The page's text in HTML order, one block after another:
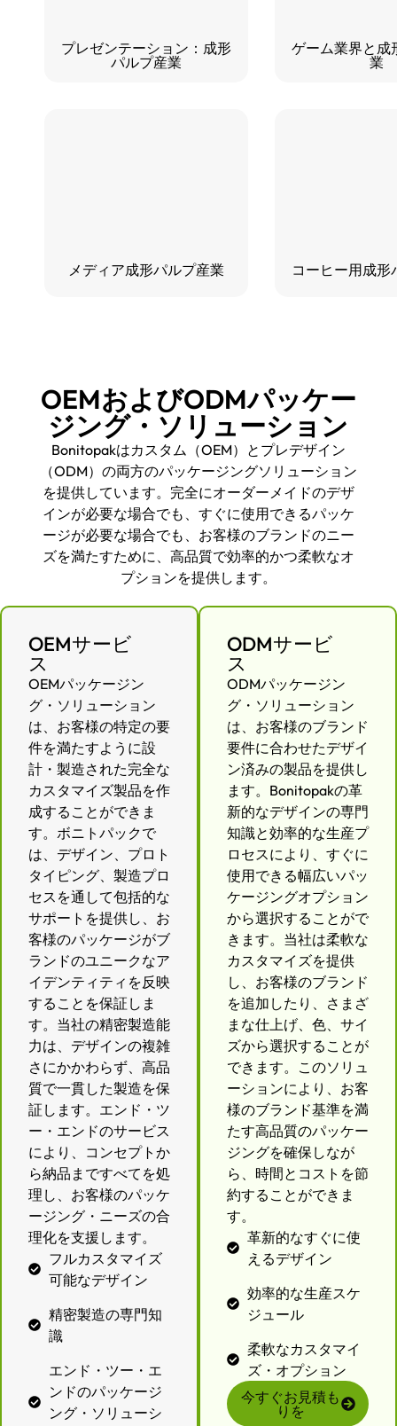
プレゼンテーション：成形
パルプ産業
ゲーム業界と成
業
メディア成形パルプ産業 コーヒー用成形
OEMおよびODMパッケー
ジング・ソリューション
Bonitopakはカスタム（OEM）とプレデザイン
（ODM）の両方のパッケージングソリューション
を提供しています。完全にオーダーメイドのデザ
インが必要な場合でも、すぐに使用できるパッケ
ージが必要な場合でも、お客様のブランドのニー
ズを満たすために、高品質で効率的かつ柔軟なオ
プションを提供します。
OEMサービ
ス
OEMパッケージン
グ・ソリューション
は、お客様の特定の要
件を満たすように設
計・製造された完全な
カスタマイズ製品を作
成することができま
す。ボニトパックで
は、デザイン、プロト
タイピング、製造プロ
セスを通して包括的な
サポートを提供し、お
客様のパッケージがブ
ランドのユニークなア
イデンティティを反映
することを保証しま
す。当社の精密製造能
力は、デザインの複雑
さにかかわらず、高品
質で一貫した製造を保
証します。エンド・ツ
ー・エンドのサービス
により、コンセプトか
ら納品まですべてを処
理し、お客様のパッケ
ージング・ニーズの合
理化を支援します。
フルカスタマイズ
可能なデザイン
精密製造の専門知
識
エンド・ツー・エ
ンドのパッケージ
ング・ソリューシ
ODMサービ
ス
ODMパッケージン
グ・ソリューション
は、お客様のブランド
要件に合わせたデザイ
ン済みの製品を提供し
ます。Bonitopakの革
新的なデザインの専門
知識と効率的な生産プ
ロセスにより、すぐに
使用できる幅広いパッ
ケージングオプション
から選択することがで
きます。当社は柔軟な
カスタマイズを提供
し、お客様のブランド
を追加したり、さまざ
まな仕上げ、色、サイ
ズから選択することが
できます。このソリュ
ーションにより、お客
様のブランド基準を満
たす高品質のパッケー
ジングを確保しなが
ら、時間とコストを節
約することができま
す。
革新的なすぐに使
えるデザイン
効率的な生産スケ
ジュール
柔軟なカスタマイ
ズ・オプション
今すぐお見積も
りを